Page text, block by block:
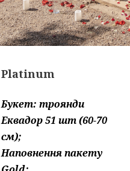
Platinum
Букет: троянди
Еквадор 51 шт (60-70
см);
Наповнення пакету